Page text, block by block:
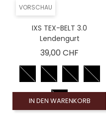
VORSCHAU
IXS TEX-BELT 3.0
Lendengurt
39,00 CHF
IN DEN WARENKORB